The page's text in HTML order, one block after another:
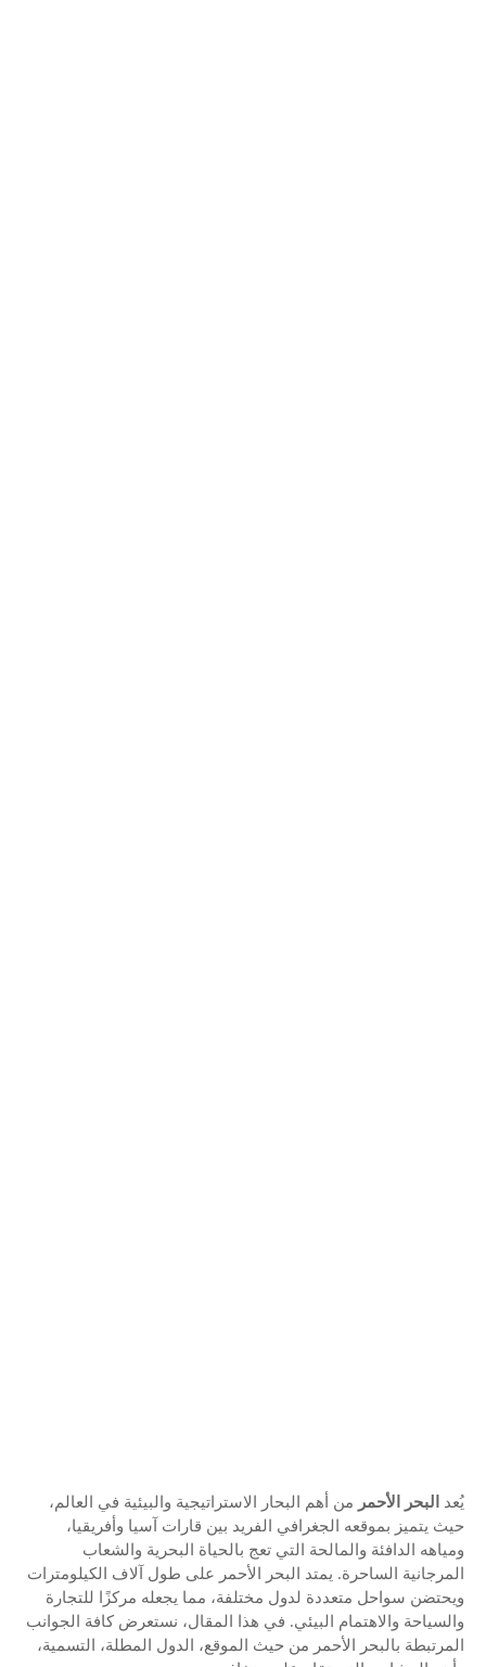
يُعد البحر الأحمر من أهم البحار الاستراتيجية والبيئية في العالم،
حيث يتميز بموقعه الجغرافي الفريد بين قارات آسيا وأفريقيا،
ومياهه الدافئة والمالحة التي تعج بالحياة البحرية والشعاب
المرجانية الساحرة. يمتد البحر الأحمر على طول آلاف الكيلومترات
ويحتضن سواحل متعددة لدول مختلفة، مما يجعله مركزًا للتجارة
والسياحة والاهتمام البيئي. في هذا المقال، نستعرض كافة الجوانب
المرتبطة بالبحر الأحمر من حيث الموقع، الدول المطلة، التسمية،